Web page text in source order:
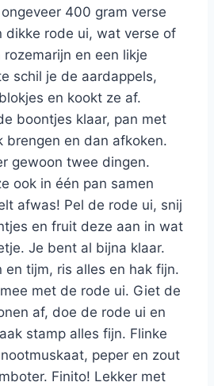
400 gram verse
dikke rode ui, wat verse of
en een likje
schil je de aardappels,
en kookt ze af.
boontjes klaar, pan met
brengen en dan afkoken.
gewoon twee dingen.
ook in één pan samen
afwas! Pel de rode ui, snij
en fruit deze aan in wat
Je bent al bijna klaar.
en tijm, ris alles en hak fijn.
met de rode ui. Giet de
af, doe de rode ui en
stamp alles fijn. Flinke
peper en zout
Finito! Lekker met